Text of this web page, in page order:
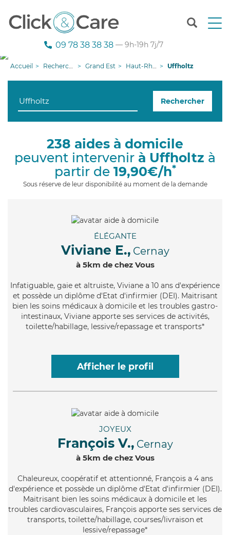
T
n
g
i
09 78 38 38 38 — 9h-19h 7j/7
Accueil Recherche aide à domicile Grand Est Haut-Rhin Uffholtz
Rechercher
238 aides à domicile
peuvent intervenir à Uffholtz à
partir de 19,90€/h*
Sous réserve de leur disponibilité au moment de la demande
ÉLÉGANTE
Viviane E., Cernay
à 5km de chez Vous
Infatiguable, gaie et altruiste, Viviane a 10 ans d'expérience
et possède un diplôme d'Etat d'infirmier (DEI). Maitrisant
bien les soins médicaux à domicile et les troubles gastro-
intestinaux, Viviane apporte ses services de activités,
toilette/habillage, lessive/repassage et transports*
Afficher le profil
JOYEUX
François V., Cernay
à 5km de chez Vous
Chaleureux, coopératif et attentionné, François a 4 ans
d'expérience et possède un diplôme d'Etat d'infirmier (DEI).
Maitrisant bien les soins médicaux à domicile et les
troubles cardiovasculaires, François apporte ses services de
transports, toilette/habillage, courses/livraison et
lessive/repassage*